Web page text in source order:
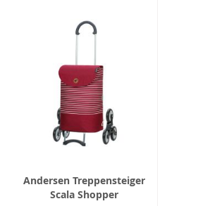
Andersen Treppensteiger
Scala Shopper